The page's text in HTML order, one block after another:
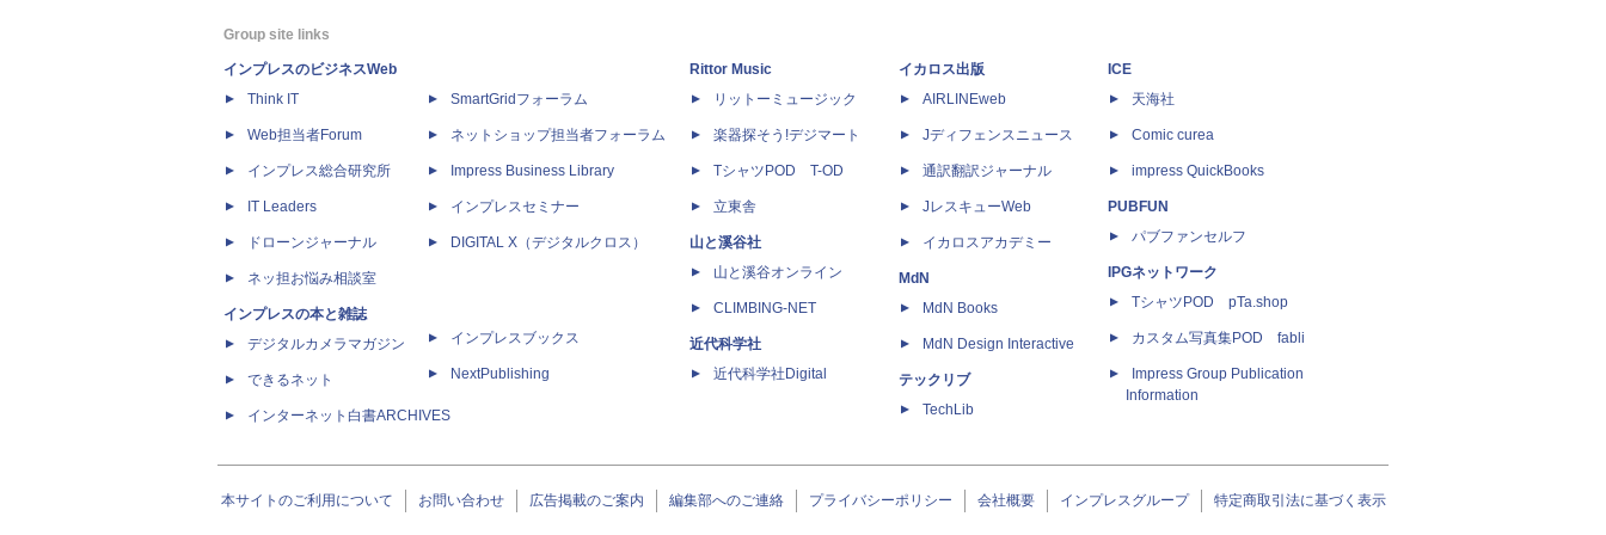
Group site links
インプレスのビジネスWeb
Think IT
Web担当者Forum
インプレス総合研究所
IT Leaders
ドローンジャーナル
ネッ担お悩み相談室
インプレスの本と雑誌
デジタルカメラマガジン
できるネット
インターネット白書ARCHIVES
SmartGridフォーラム
ネットショップ担当者フォーラム
Impress Business Library
インプレスセミナー
DIGITAL X（デジタルクロス）
インプレスブックス
NextPublishing
Rittor Music
リットーミュージック
楽器探そう!デジマート
TシャツPOD T-OD
立東舎
山と溪谷社
山と溪谷オンライン
CLIMBING-NET
近代科学社
近代科学社Digital
イカロス出版
AIRLINEweb
Jディフェンスニュース
通訳翻訳ジャーナル
JレスキューWeb
イカロスアカデミー
MdN
MdN Books
MdN Design Interactive
テックリブ
TechLib
ICE
天海社
Comic curea
impress QuickBooks
PUBFUN
パブファンセルフ
IPGネットワーク
TシャツPOD pTa.shop
カスタム写真集POD fabli
Impress Group Publication
Information
本サイトのご利用について お問い合わせ 広告掲載のご案内 編集部へのご連絡 プライバシーポリシー 会社概要 インプレスグループ 特定商取引法に基づく表示